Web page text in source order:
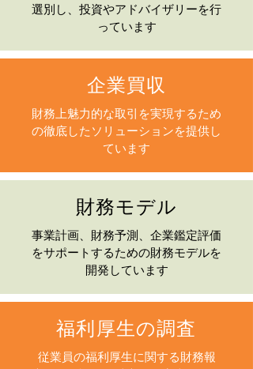
選別し、投資やアドバイザリーを行
っています
企業買収
財務上魅力的な取引を実現するため
の徹底したソリューションを提供し
ています
財務モデル
事業計画、財務予測、企業鑑定評価
をサポートするための財務モデルを
開発しています
福利厚生の調査
従業員の福利厚生に関する財務報